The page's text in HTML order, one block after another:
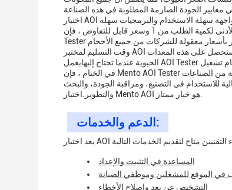
اختبار AOI هو قطعة من المعدات متعددة الاستخدامات التي يمكن استخدامها في مجموعة من التطبيقات. واجهة سهلة الاستخدام والبرمجيات سهلة
الاستخدام تجعلها أداة مثالية للاستخدام في التصنيع ،مراقبة الجودة، والبحث والتطوير. مع الحد الأدنى لكمية الطلب من 1 وسعر قابل للتفاوض ، فإن AOI
وقت التسليم لمختبر AOI عادة ما يكون أسبوعًا واحدًا ، ويمكن الدفع عبر الإنترنت.يمكن للشركات أن تكون على يقين من أنها ستحصل على هذه المعدات
في الختام ، فإن Mento AOI Tester هو نظام تفتيش بصري تلقائي عالي الجودة وموثوق به وبأسعار معقولة يمكن استخدامه في مجموعة من الصناعات
للاستخدام في التصنيع، ومراقبة الجودة، والبحث
الدعم والخدمات:
المساعدة في التثبيت والإعداد
في الموقع للمشغلين وموظفي الصيانة
التشخيص عن بعد وإصلاح الأخطاء